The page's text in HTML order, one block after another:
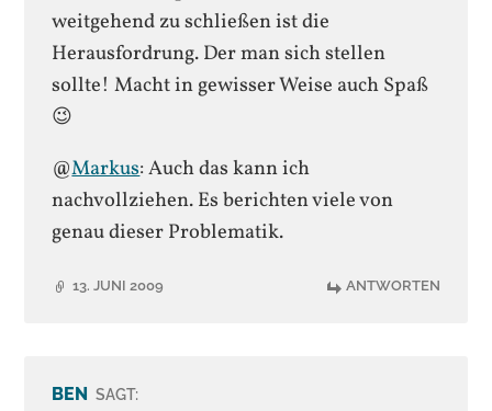
weitgehend zu schließen ist die
Herausfordrung. Der man sich stellen
sollte! Macht in gewisser Weise auch Spaß
😉
@Markus: Auch das kann ich
nachvollziehen. Es berichten viele von
genau dieser Problematik.
13. JUNI 2009 ANTWORTEN
BEN SAGT: